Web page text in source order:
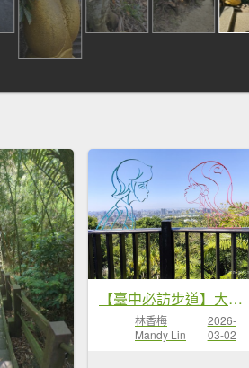
【臺中必訪步道】大坑9、10號步道 【小百岳集起來】#42 南觀音山
林香梅
Mandy Lin
2026-
03-02